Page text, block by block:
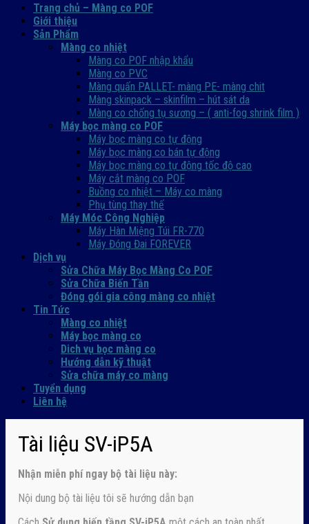
Trang chủ – Màng co POF
Giới thiệu
Sản Phẩm
Màng co nhiệt
Màng co POF nhập khẩu
Màng co PVC
Màng quấn PALLET- màng PE- màng chit
Màng skinpack – skinfilm – hút sát da
Màng co chống tụ sương – ( anti-fog shrink film )
Máy bọc màng co POF
Máy bọc màng co tự động
Máy bọc màng co bán tự động
Máy bọc màng co tự động tốc độ cao
Máy cắt màng co POF
Buồng co nhiệt – Máy co màng
Phụ tùng thay thế
Máy Móc Công Nghiệp
Máy Hàn Miệng Túi FR-770
Máy Đóng Đai FOREVER
Dịch vụ
Sửa Chữa Máy Bọc Màng Co POF
Sửa Chữa Biến Tần
Đóng gói gia công màng co nhiệt
Tin Tức
Màng co nhiệt
Máy bọc màng co
Dich vụ bọc màng co
Hướng dẫn kỹ thuật
Sửa chữa máy co màng
Tuyển dụng
Liên hệ
Tài liệu SV-iP5A
Nhận miễn phí ngay bộ tài liệu này:
Nội dung bộ tài liệu tôi sẽ hướng dẫn bạn